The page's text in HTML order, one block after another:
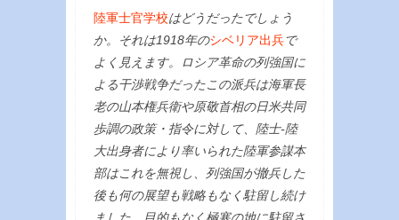
陸軍士官学校はどうだったでしょう
か。それは1918年のシベリア出兵で
よく見えます。ロシア革命の列強国に
よる干渉戦争だったこの派兵は海軍長
老の山本権兵衛や原敬首相の日米共同
歩調の政策・指令に対して、陸士-陸
大出身者により率いられた陸軍参謀本
部はこれを無視し、列強国が撤兵した
後も何の展望も戦略もなく駐留し続け